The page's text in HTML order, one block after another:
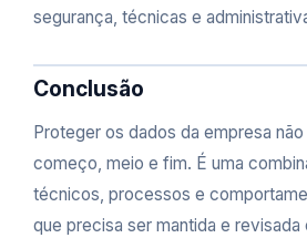
segurança, técnicas e
Conclusão
Proteger os dados da empresa
começo, meio e fim. É uma
técnicos, processos e
que precisa ser mantida e revisada